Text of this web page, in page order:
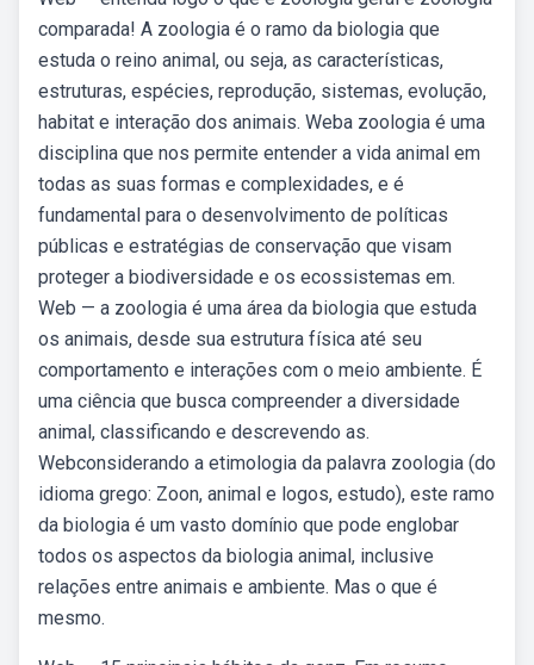
comparada! A zoologia é o ramo da biologia que
estuda o reino animal, ou seja, as características,
estruturas, espécies, reprodução, sistemas, evolução,
habitat e interação dos animais. Weba zoologia é uma
disciplina que nos permite entender a vida animal em
todas as suas formas e complexidades, e é
fundamental para o desenvolvimento de políticas
públicas e estratégias de conservação que visam
proteger a biodiversidade e os ecossistemas em.
Web — a zoologia é uma área da biologia que estuda
os animais, desde sua estrutura física até seu
comportamento e interações com o meio ambiente. É
uma ciência que busca compreender a diversidade
animal, classificando e descrevendo as.
Webconsiderando a etimologia da palavra zoologia (do
idioma grego: Zoon, animal e logos, estudo), este ramo
da biologia é um vasto domínio que pode englobar
todos os aspectos da biologia animal, inclusive
relações entre animais e ambiente. Mas o que é
mesmo.